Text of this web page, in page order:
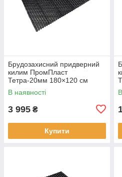
Брудозахисний придверний
килим ПромПласт
Тетра-20мм 180×120 см
чорний
В наявності
3 995 ₴
Купити